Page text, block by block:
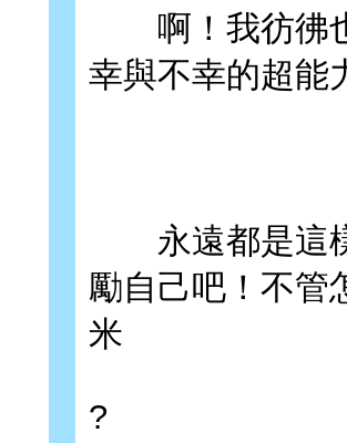
啊！我彷彿也
幸與不幸的超能
永遠都是這樣
勵自己吧！不
米
?